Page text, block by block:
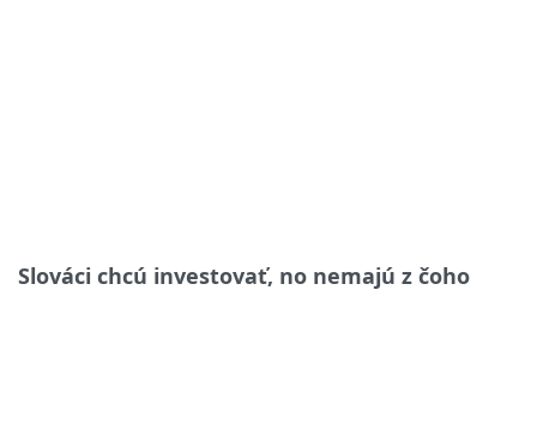
Slováci chcú investovať, no nemajú z čoho